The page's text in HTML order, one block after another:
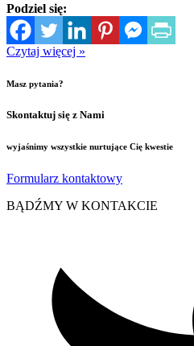
Podziel się:
Czytaj więcej »
Masz pytania?
Skontaktuj się z Nami
wyjaśnimy wszystkie nurtujące Cię kwestie
Formularz kontaktowy
BĄDŹMY W KONTAKCIE